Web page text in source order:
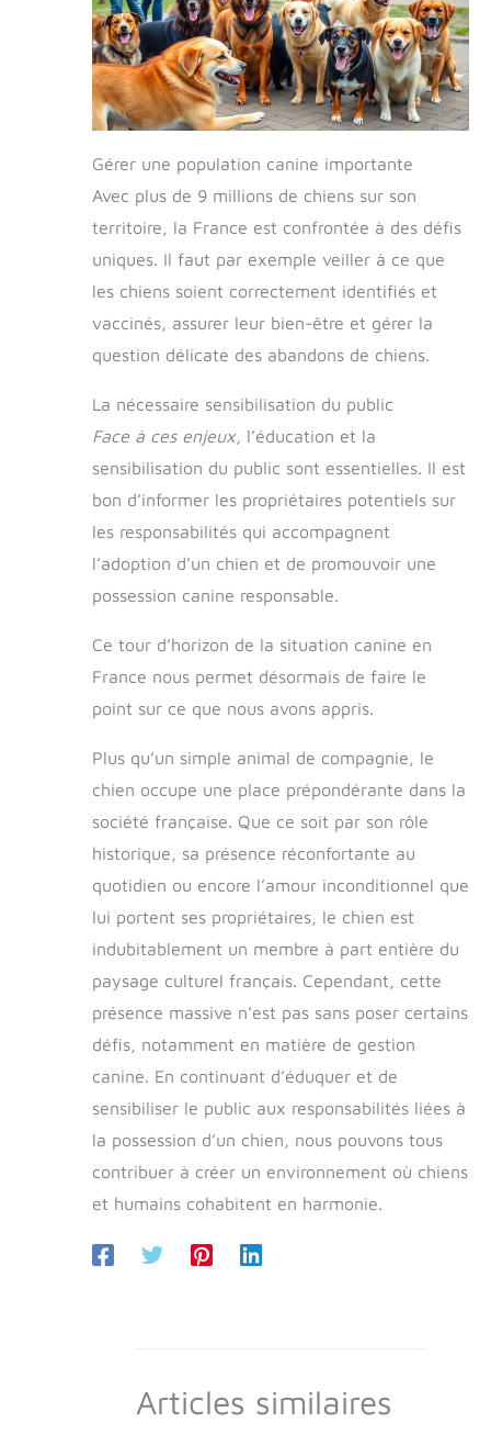
Gérer une population canine importante
Avec plus de 9 millions de chiens sur son
territoire, la France est confrontée à des défis
uniques. Il faut par exemple veiller à ce que
les chiens soient correctement identifiés et
vaccinés, assurer leur bien-être et gérer la
question délicate des abandons de chiens.
La nécessaire sensibilisation du public
Face à ces enjeux, l’éducation et la
sensibilisation du public sont essentielles. Il est
bon d’informer les propriétaires potentiels sur
les responsabilités qui accompagnent
l’adoption d’un chien et de promouvoir une
possession canine responsable.
Ce tour d’horizon de la situation canine en
France nous permet désormais de faire le
point sur ce que nous avons appris.
Plus qu’un simple animal de compagnie, le
chien occupe une place prépondérante dans la
société française. Que ce soit par son rôle
historique, sa présence réconfortante au
quotidien ou encore l’amour inconditionnel que
lui portent ses propriétaires, le chien est
indubitablement un membre à part entière du
paysage culturel français. Cependant, cette
présence massive n’est pas sans poser certains
défis, notamment en matière de gestion
canine. En continuant d’éduquer et de
sensibiliser le public aux responsabilités liées à
la possession d’un chien, nous pouvons tous
contribuer à créer un environnement où chiens
et humains cohabitent en harmonie.
Articles similaires